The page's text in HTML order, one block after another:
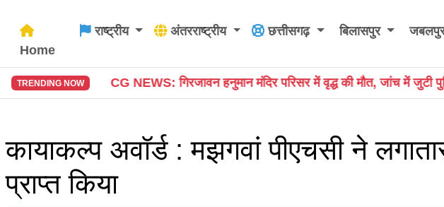
Home
राष्ट्रीय अंतरराष्ट्रीय छत्तीसगढ़ बिलासपुर
TRENDING NOW
गिरजावन हनुमान मंदिर परिसर में वृद्ध की मौत, जांच में जुटी पुलिस CG CRIME
कायाकल्प अवॉर्ड : मझगवां पीएचसी ने
प्राप्त किया